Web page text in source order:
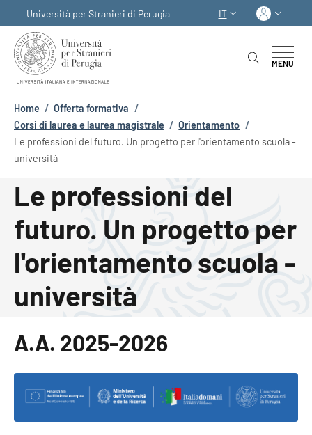
Università per Stranieri di Perugia
SELETTORE LINGUA:
IT
MENU
Briciole di pane
Home / Offerta formativa /
Corsi di laurea e laurea magistrale / Orientamento /
Le professioni del futuro. Un progetto per l'orientamento scuola -
università
Le professioni del
futuro. Un progetto per
l'orientamento scuola -
università
A.A. 2025-2026